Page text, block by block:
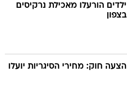
ילדים הורעלו מאכילת נרקיסים
בצפון
הצעה חוק: מחירי הסיגריות יועלו